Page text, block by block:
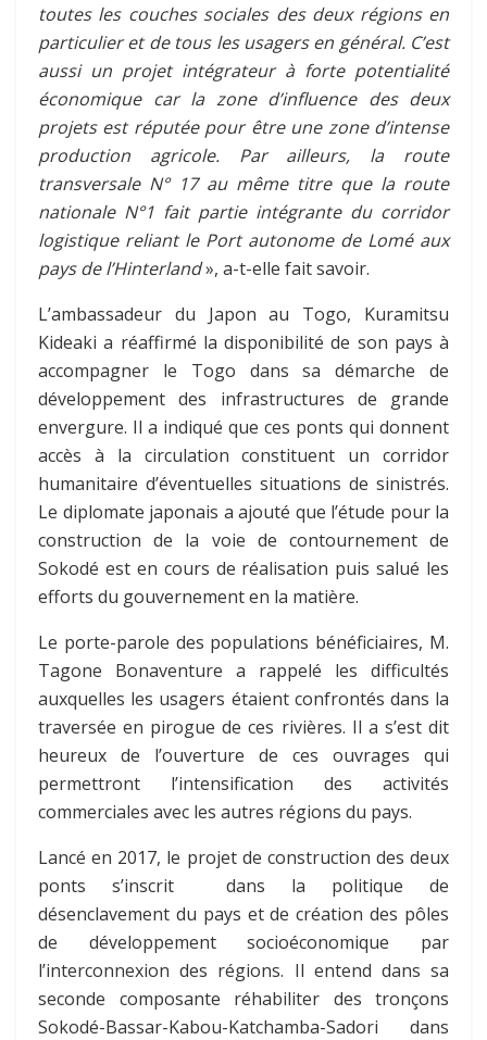
toutes les couches sociales des deux régions en
particulier et de tous les usagers en général. C’est
aussi un projet intégrateur à forte potentialité
économique car la zone d’influence des deux
projets est réputée pour être une zone d’intense
production agricole. Par ailleurs, la route
transversale N° 17 au même titre que la route
nationale N°1 fait partie intégrante du corridor
logistique reliant le Port autonome de Lomé aux
pays de l’Hinterland», a-t-elle fait savoir.
L’ambassadeur du Japon au Togo, Kuramitsu
Kideaki a réaffirmé la disponibilité de son pays à
accompagner le Togo dans sa démarche de
développement des infrastructures de grande
envergure. Il a indiqué que ces ponts qui donnent
accès à la circulation constituent un corridor
humanitaire d’éventuelles situations de sinistrés.
Le diplomate japonais a ajouté que l’étude pour la
construction de la voie de contournement de
Sokodé est en cours de réalisation puis salué les
efforts du gouvernement en la matière.
Le porte-parole des populations bénéficiaires, M.
Tagone Bonaventure a rappelé les difficultés
auxquelles les usagers étaient confrontés dans la
traversée en pirogue de ces rivières. Il a s’est dit
heureux de l’ouverture de ces ouvrages qui
permettront l’intensification des activités
commerciales avec les autres régions du pays.
Lancé en 2017, le projet de construction des deux
ponts s’inscrit dans la politique de
désenclavement du pays et de création des pôles
de développement socioéconomique par
l’interconnexion des régions. Il entend dans sa
seconde composante réhabiliter des tronçons
Sokodé-Bassar-Kabou-Katchamba-Sadori dans